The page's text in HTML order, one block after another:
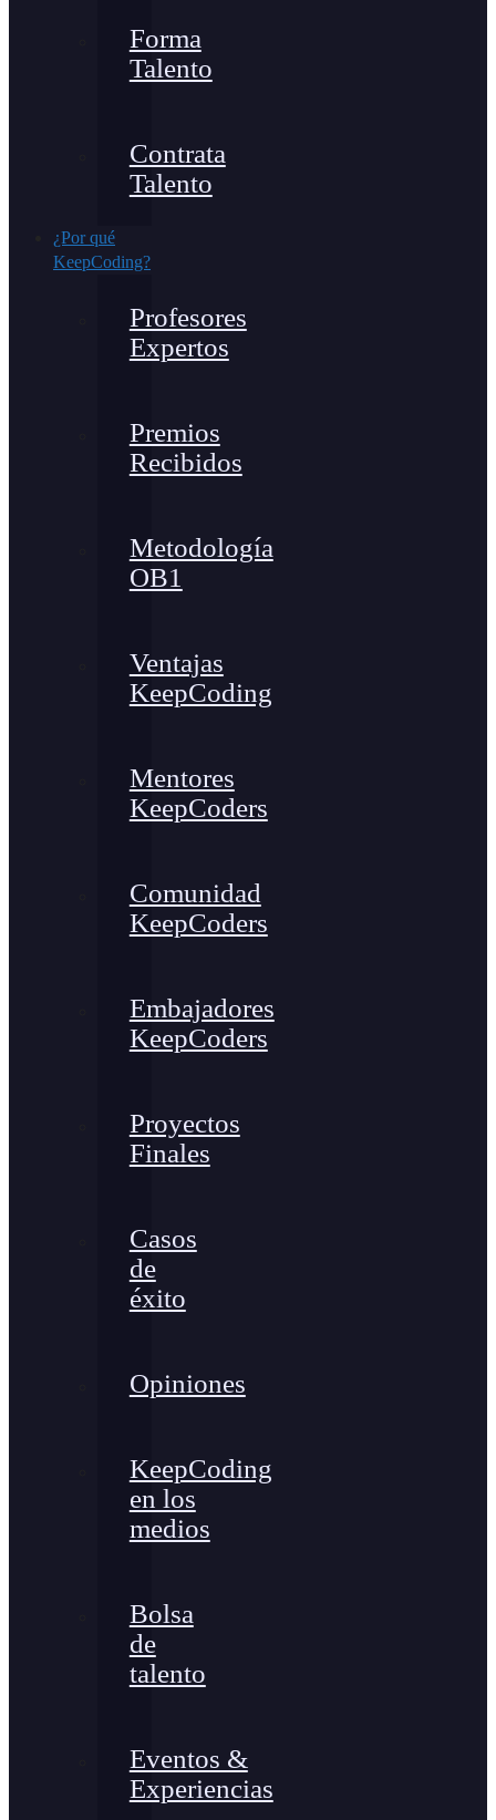
Forma
Talento
Contrata
Talento
¿Por qué
KeepCoding?
Profesores
Expertos
Premios
Recibidos
Metodología
OB1
Ventajas
KeepCoding
Mentores
KeepCoders
Comunidad
KeepCoders
Embajadores
KeepCoders
Proyectos
Finales
Casos
de
éxito
Opiniones
KeepCoding
en los
medios
Bolsa
de
talento
Eventos &
Experiencias